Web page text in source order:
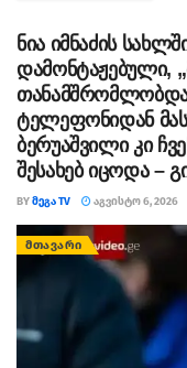
ნია იმნაძის
დამონტაჟებული,
ტელეფონიდან
ბერუაშვილი კი
შესახებ იცოდა –
BYᲛᲔᲒᲐ TV ᲐᲒᲕᲘᲡᲢᲝ 6, 2026
ᲛᲗᲐᲕᲐᲠᲘ